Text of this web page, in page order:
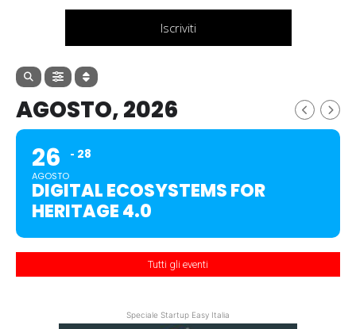
Iscriviti
AGOSTO, 2026
26
AGOSTO
28
DIGITAL ECOSYSTEMS FOR
HERITAGE 4.0
Tutti gli eventi
Speciale Startup Easy Italia